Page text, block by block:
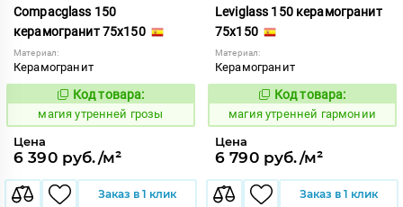
Compacglass 150
керамогранит 75x150
Материал:
Керамогранит
919894
Код товара:
магия утренней грозы
Цена
6 390 руб./м²
Заказ в 1 клик
Leviglass 150 керамогранит
75x150
Материал:
Керамогранит
919891
Код товара:
магия утренней гармонии
Цена
6 790 руб./м²
Заказ в 1 клик